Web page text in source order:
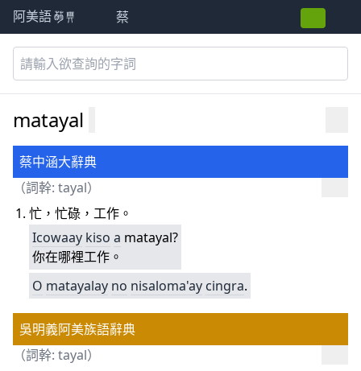
阿美語萌典 蔡
matayal
蔡中涵大辭典
（詞幹: tayal）
忙，忙碌，工作。
Icowaay kiso a matayal?
你在哪裡工作。
O matayalay no nisaloma'ay cingra.
吳明義阿美族語辭典
（詞幹: tayal）